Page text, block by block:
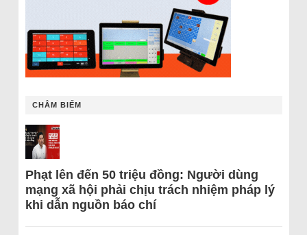
CHÂM BIẾM
Phạt lên đến 50 triệu đồng: Người dùng
mạng xã hội phải chịu trách nhiệm pháp lý
khi dẫn nguồn báo chí